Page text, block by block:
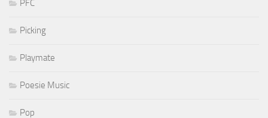
PFC
Picking
Playmate
Poesie Music
Pop